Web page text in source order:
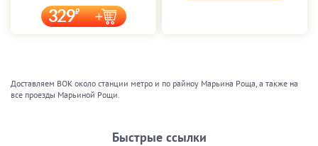
329
Доставляем ВОК около станции метро и по райноу Марьина Роща, а также на
все проезды Марьиной Рощи.
Быстрые ссылки